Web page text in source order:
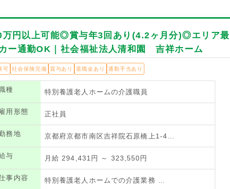
万円以上可能◎賞与年3回あり(4.2ヶ月分)◎エリア最
通勤OK｜社会福祉法人清和園 吉祥ホーム
可 社会保険完備 賞与あり 退職金あり 通勤手当あり
種 特別養護老人ホームの介護職員
雇用形態 正社員
務地 京都府京都市南区吉祥院石原橋上1-4…
与 月給 294,431円 ～ 323,550円
事内容 特別養護老人ホームでの介護業務 …